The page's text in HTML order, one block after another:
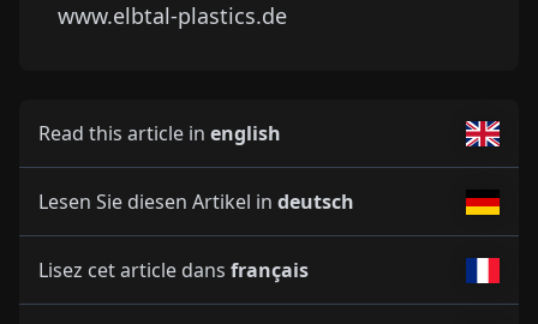
www.elbtal-plastics.de
Read this article in english
Lesen Sie diesen Artikel in deutsch
Lisez cet article dans français